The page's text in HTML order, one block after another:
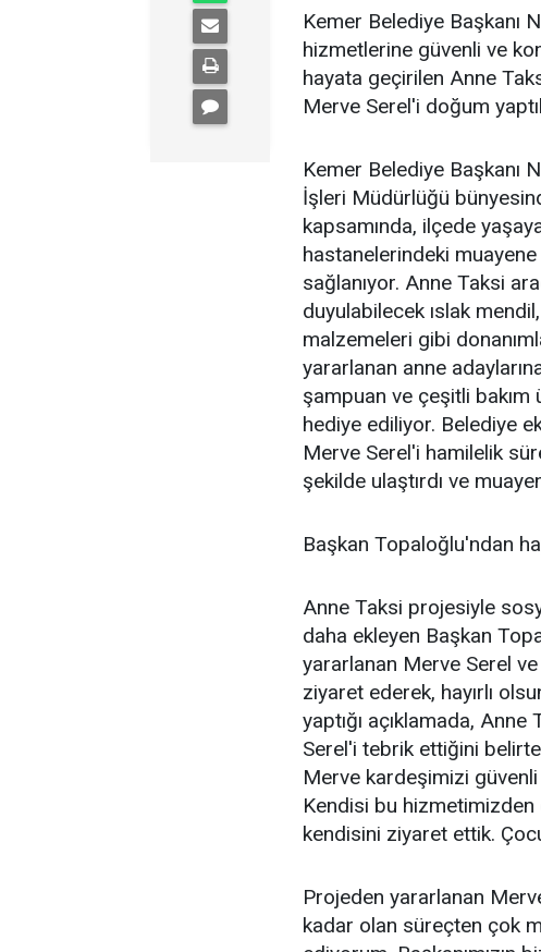
Kemer Belediye Başkanı
hizmetlerine güvenli ve
hayata geçirilen Anne
Merve Serel'i doğum
Kemer Belediye Başkanı
İşleri Müdürlüğü
kapsamında, ilçede
hastanelerindeki
sağlanıyor. Anne Taksi
duyulabilecek ıslak
malzemeleri gibi
yararlanan anne
şampuan ve çeşitli bakım
hediye ediliyor. Belediye
Merve Serel'i hamilelik
şekilde ulaştırdı ve
Başkan Topaloğlu'ndan
Anne Taksi projesiyle
daha ekleyen Başkan
yararlanan Merve Serel
ziyaret ederek, hayırlı
yaptığı açıklamada,
Serel'i tebrik ettiğini
Merve kardeşimizi
Kendisi bu
kendisini ziyaret ettik.
Projeden yararlanan
kadar olan süreçten çok